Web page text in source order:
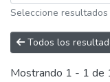
Seleccione
Todos los
Mostrando 1 - 1 de